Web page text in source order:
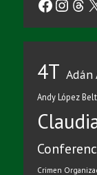
4T Adán
Andy López
Crimen